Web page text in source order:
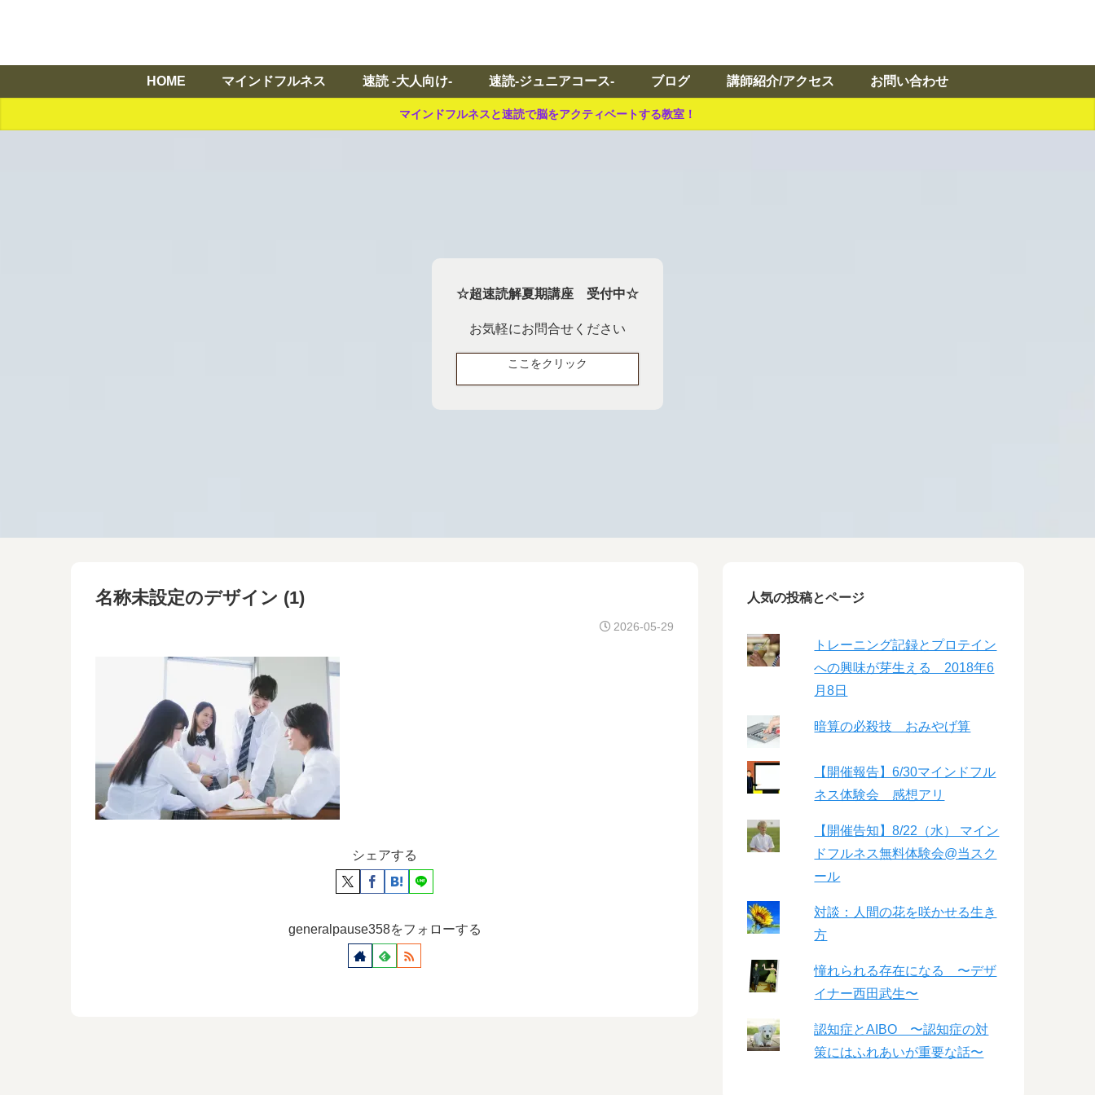
HOME マインドフルネス 速読 -大人向け- 速読-ジュニアコース- ブログ 講師紹介/アクセス お問い合わせ
マインドフルネスと速読で脳をアクティベートする教室！
☆超速読解夏期講座 受付中☆
お気軽にお問合せください
ここをクリック
名称未設定のデザイン (1)
2026-05-29
シェアする
generalpause358をフォローする
人気の投稿とページ
トレーニング記録とプロテイン
への興味が芽生える 2018年6
月8日
暗算の必殺技 おみやげ算
【開催報告】6/30マインドフル
ネス体験会 感想アリ
【開催告知】8/22（水） マイン
ドフルネス無料体験会@当スク
ール
対談：人間の花を咲かせる生き
方
憧れられる存在になる 〜デザ
イナー西田武生〜
認知症とAIBO 〜認知症の対
策にはふれあいが重要な話〜